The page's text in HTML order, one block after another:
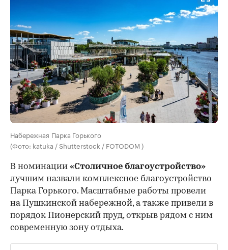
Набережная Парка Горького
(Фото: katuka / Shutterstock / FOTODOM )
В номинации «Столичное благоустройство»
лучшим назвали комплексное благоустройство
Парка Горького. Масштабные работы провели
на Пушкинской набережной, а также привели в
порядок Пионерский пруд, открыв рядом с ним
современную зону отдыха.